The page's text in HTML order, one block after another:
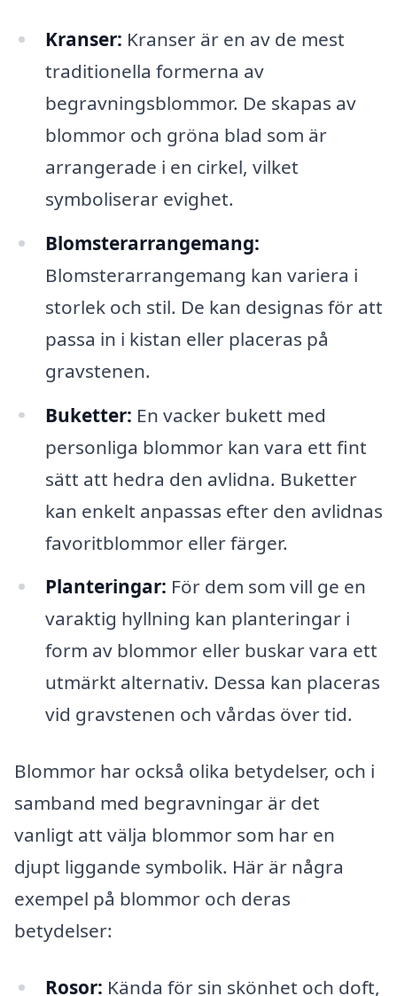
Kranser: Kranser är en av de mest
traditionella formerna av
begravningsblommor. De skapas av
blommor och gröna blad som är
arrangerade i en cirkel, vilket
symboliserar evighet.
Blomsterarrangemang:
Blomsterarrangemang kan variera i
storlek och stil. De kan designas för att
passa in i kistan eller placeras på
gravstenen.
Buketter: En vacker bukett med
personliga blommor kan vara ett fint
sätt att hedra den avlidna. Buketter
kan enkelt anpassas efter den avlidnas
favoritblommor eller färger.
Planteringar: För dem som vill ge en
varaktig hyllning kan planteringar i
form av blommor eller buskar vara ett
utmärkt alternativ. Dessa kan placeras
vid gravstenen och vårdas över tid.
Blommor har också olika betydelser, och i
samband med begravningar är det
vanligt att välja blommor som har en
djupt liggande symbolik. Här är några
exempel på blommor och deras
betydelser:
Rosor: Kända för sin skönhet och doft,